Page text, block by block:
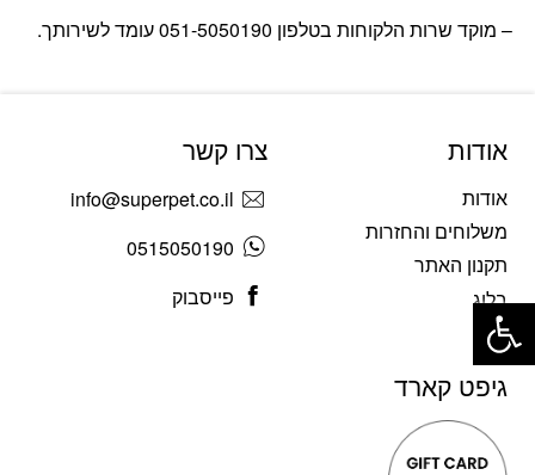
– מוקד שרות הלקוחות בטלפון 051-5050190 עומד לשירותך.
אודות
אודות
משלוחים והחזרות
תקנון האתר
בלוג
צרו קשר
info@superpet.co.il
0515050190
פייסבוק
גיפט קארד
פתח סרגל נגישות